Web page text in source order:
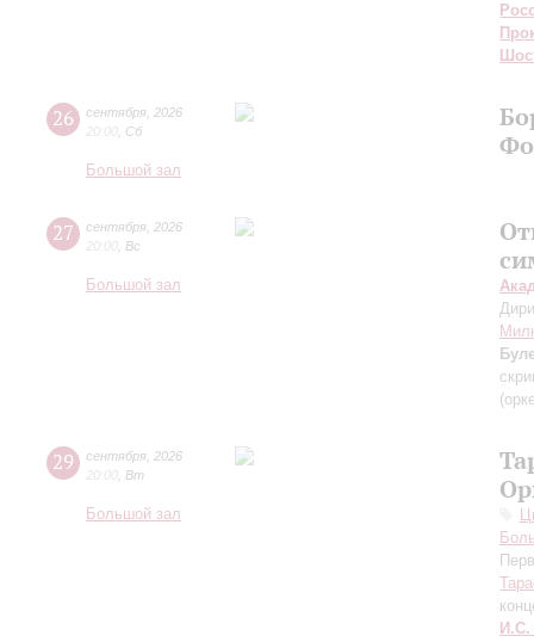
26 сентября 2026
20:00 Сб
Большой зал
27 сентября 2026
20:00 Вс
Большой зал
29 сентября 2026
20:00 Вт
Большой зал
И.С.